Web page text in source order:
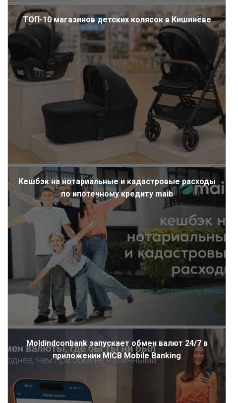
ТОП-10 магазинов детских колясок в Кишинёве
Кешбэк на нотариальные и кадастровые расходы
по ипотечному кредиту maib
Moldindconbank запускает обмен валют 24/7 в
приложении MICB Mobile Banking